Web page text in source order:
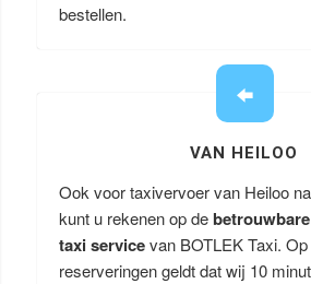
bestellen.
VAN HEILOO
Ook voor taxivervoer van Heiloo
kunt u rekenen op de
taxi servicevan BOTLEK Taxi. Op
reserveringen geldt dat wij 10